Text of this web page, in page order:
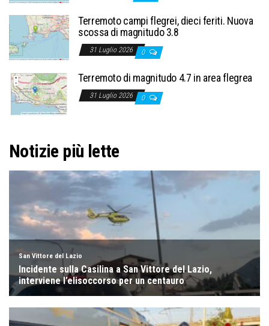
Terremoto campi flegrei, dieci feriti. Nuova
scossa di magnitudo 3.8
31 Luglio 2026 0
Terremoto di magnitudo 4.7 in area flegrea
31 Luglio 2026 0
Notizie più lette